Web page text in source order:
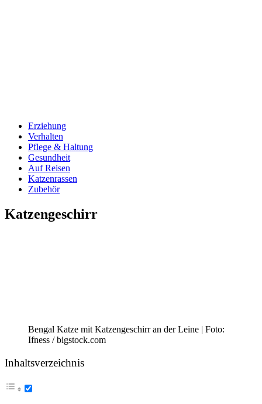
Erziehung
Verhalten
Pflege & Haltung
Gesundheit
Auf Reisen
Katzenrassen
Zubehör
Katzengeschirr
Bengal Katze mit Katzengeschirr an der Leine | Foto:
Ifness / bigstock.com
Inhaltsverzeichnis